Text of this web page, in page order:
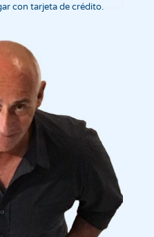
con tarjeta de crédito.